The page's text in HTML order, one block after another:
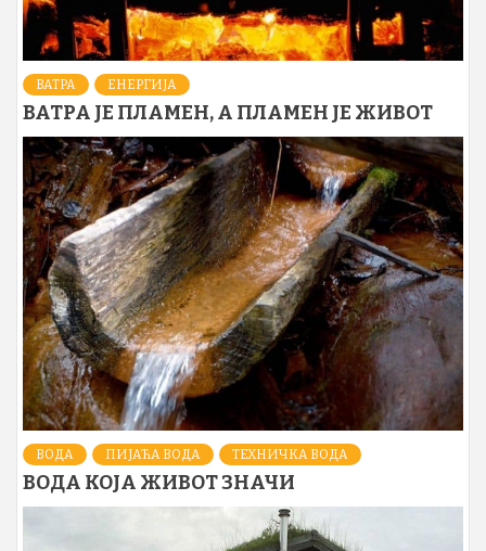
ВАТРА ЕНЕРГИЈА
ВАТРА ЈЕ ПЛАМЕН, А ПЛАМЕН ЈЕ ЖИВОТ
ВОДА ПИЈАЋА ВОДА ТЕХНИЧКА ВОДА
ВОДА КОЈА ЖИВОТ ЗНАЧИ